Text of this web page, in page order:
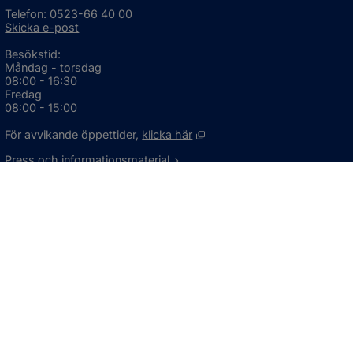
Telefon: 0523-66 40 00
Skicka e-post
Besökstid:
Måndag - torsdag
08:00 - 16:30
Fredag
08:00 - 15:00
För avvikande öppettider, klicka här
Öppnas i nytt fönster.
Press och informationsmaterial